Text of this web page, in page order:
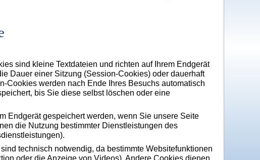
sind kleine Textdateien und richten auf Ihrem Endgerät
Dauer einer Sitzung (Session-Cookies) oder dauerhaft
Cookies werden nach Ende Ihres Besuchs automatisch
bis Sie diese selbst löschen oder eine
Endgerät gespeichert werden, wenn Sie unsere Seite
die Nutzung bestimmter Dienstleistungen des
technisch notwendig, da bestimmte Websitefunktionen
oder die Anzeige von Videos). Andere Cookies dienen